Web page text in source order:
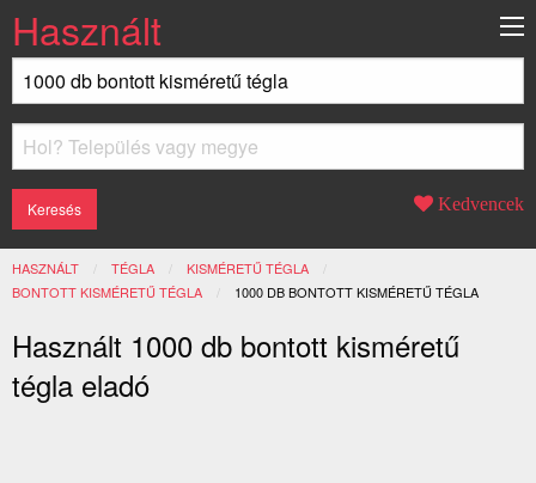
Használt
Kedvencek
HASZNÁLT TÉGLA
KISMÉRETŰ TÉGLA
BONTOTT KISMÉRETŰ TÉGLA
JELENLEGI:
1000 DB BONTOTT KISMÉRETŰ TÉGLA
Használt 1000 db bontott kisméretű
tégla eladó